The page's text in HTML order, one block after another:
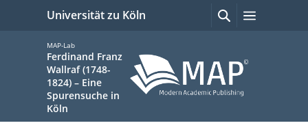
Universität zu Köln
Suchen
mit
MAP-Lab
Ferdinand Franz
Wallraf (1748-
1824) – Eine
Spurensuche in
Köln